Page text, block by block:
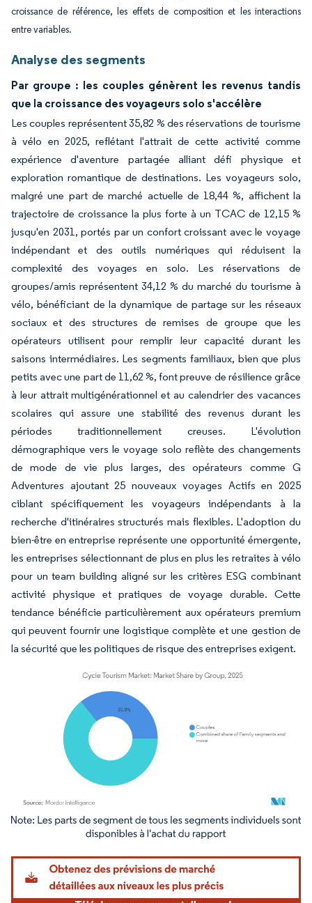
croissance de référence, les effets de composition et les interactions
entre variables.
Analyse des segments
Par groupe : les couples génèrent les revenus tandis
que la croissance des voyageurs solo s'accélère
Les couples représentent 35,82 % des réservations de tourisme
à vélo en 2025, reflétant l'attrait de cette activité comme
expérience d'aventure partagée alliant défi physique et
exploration romantique de destinations. Les voyageurs solo,
malgré une part de marché actuelle de 18,44 %, affichent la
trajectoire de croissance la plus forte à un TCAC de 12,15 %
jusqu'en 2031, portés par un confort croissant avec le voyage
indépendant et des outils numériques qui réduisent la
complexité des voyages en solo. Les réservations de
groupes/amis représentent 34,12 % du marché du tourisme à
vélo, bénéficiant de la dynamique de partage sur les réseaux
sociaux et des structures de remises de groupe que les
opérateurs utilisent pour remplir leur capacité durant les
saisons intermédiaires. Les segments familiaux, bien que plus
petits avec une part de 11,62 %, font preuve de résilience grâce
à leur attrait multigénérationnel et au calendrier des vacances
scolaires qui assure une stabilité des revenus durant les
périodes traditionnellement creuses. L'évolution
démographique vers le voyage solo reflète des changements
de mode de vie plus larges, des opérateurs comme G
Adventures ajoutant 25 nouveaux voyages Actifs en 2025
ciblant spécifiquement les voyageurs indépendants à la
recherche d'itinéraires structurés mais flexibles. L'adoption du
bien-être en entreprise représente une opportunité émergente,
les entreprises sélectionnant de plus en plus les retraites à vélo
pour un team building aligné sur les critères ESG combinant
activité physique et pratiques de voyage durable. Cette
tendance bénéficie particulièrement aux opérateurs premium
qui peuvent fournir une logistique complète et une gestion de
la sécurité que les politiques de risque des entreprises exigent.
Image © Mordor Intelligence. La réutilisation nécessite une attribution sous CC BY